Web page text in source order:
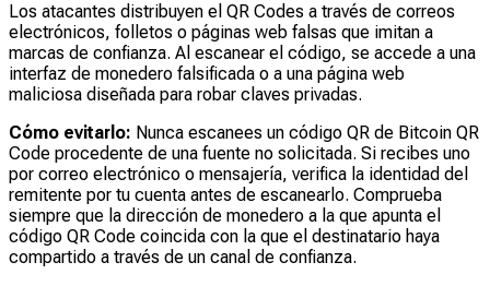
Los atacantes distribuyen el QR Codes a través de correos
electrónicos, folletos o páginas web falsas que imitan a
marcas de confianza. Al escanear el código, se accede a una
interfaz de monedero falsificada o a una página web
maliciosa diseñada para robar claves privadas.
Cómo evitarlo: Nunca escanees un código QR de Bitcoin QR
Code procedente de una fuente no solicitada. Si recibes uno
por correo electrónico o mensajería, verifica la identidad del
remitente por tu cuenta antes de escanearlo. Comprueba
siempre que la dirección de monedero a la que apunta el
código QR Code coincida con la que el destinatario haya
compartido a través de un canal de confianza.